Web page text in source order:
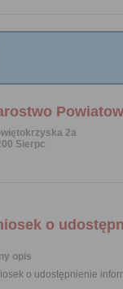
2a
Sierpc
o
opis
o udostępnienie